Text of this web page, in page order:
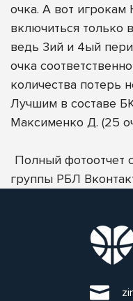
очка. А вот
включиться только
ведь 3ий и 4ый
очка
количества потерь
Лучшим в составе
Максименко Д. (25
Полный фотоотчет
группы РБЛ